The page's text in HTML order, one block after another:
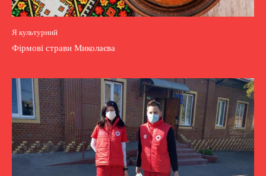
Я культурний
Фірмові страви Миколаєва